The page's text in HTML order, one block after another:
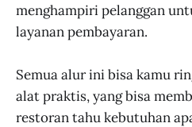
menghampiri pelanggan
layanan pembayaran.
Semua alur ini bisa kamu
alat praktis, yang bisa
restoran tahu kebutuhan